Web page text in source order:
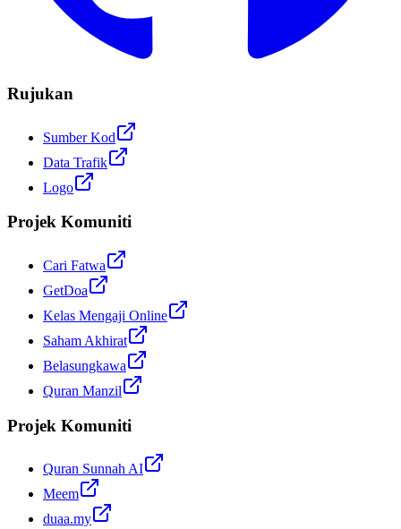
Rujukan
Sumber Kod
Data Trafik
Logo
Projek Komuniti
Cari Fatwa
GetDoa
Kelas Mengaji Online
Saham Akhirat
Belasungkawa
Quran Manzil
Projek Komuniti
Quran Sunnah AI
Meem
duaa.my